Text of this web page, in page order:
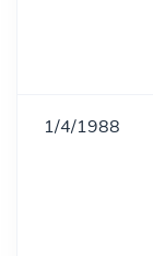
1/4/1988